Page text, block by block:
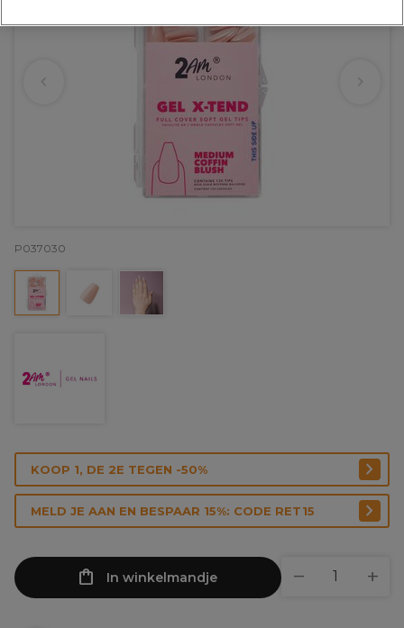
P037030
KOOP 1, DE 2E TEGEN -50%
MELD JE AAN EN BESPAAR 15%: CODE RET15
In winkelmandje